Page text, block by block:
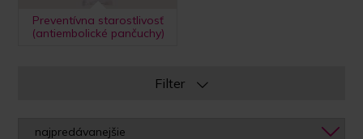
Preventívna starostlivosť
(antiembolické pančuchy)
Filter